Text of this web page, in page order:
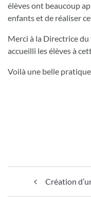
élèves ont beaucoup
enfants et de réaliser
Merci à la Directrice
accueilli les élèves à
Voilà une belle
Création